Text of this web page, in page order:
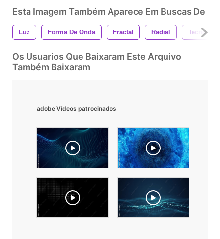
Esta Imagem Também Aparece Em Buscas De
Luz Forma De Onda Fractal Radial
Os Usuarios Que Baixaram Este Arquivo
Também Baixaram
adobe Vídeos patrocinados